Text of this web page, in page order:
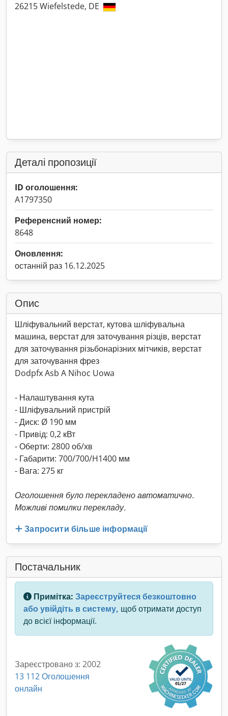
26215 Wiefelstede, DE
Деталі пропозиції
ID оголошення:
A1797350
Референсний номер:
8648
Оновлення:
останній раз 16.12.2025
Опис
Шліфувальний верстат, кутова шліфувальна
машина, верстат для заточування різців, верстат
для заточування різьбонарізних мітчиків, верстат
для заточування фрез
Dodpfx Asb A Nihoc Uowa
- Налаштування кута
- Шліфувальний пристрій
- Диск: Ø 190 мм
- Привід: 0,2 кВт
- Оберти: 2800 об/хв
- Габарити: 700/700/H1400 мм
- Вага: 275 кг
Оголошення було перекладено автоматично.
Можливі помилки перекладу.
Запросити більше інформації
Постачальник
Примітка: Зареєструйтеся безкоштовно
або увійдіть в систему, щоб отримати доступ
до всієї інформації.
Зареєстровано з: 2002
13 112 Оголошення
онлайн